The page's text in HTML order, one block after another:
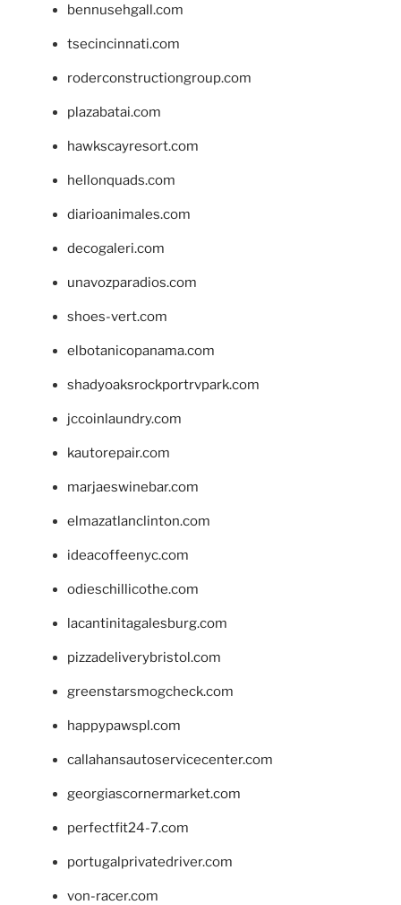
bennusehgall.com
tsecincinnati.com
roderconstructiongroup.com
plazabatai.com
hawkscayresort.com
hellonquads.com
diarioanimales.com
decogaleri.com
unavozparadios.com
shoes-vert.com
elbotanicopanama.com
shadyoaksrockportrvpark.com
jccoinlaundry.com
kautorepair.com
marjaeswinebar.com
elmazatlanclinton.com
ideacoffeenyc.com
odieschillicothe.com
lacantinitagalesburg.com
pizzadeliverybristol.com
greenstarsmogcheck.com
happypawspl.com
callahansautoservicecenter.com
georgiascornermarket.com
perfectfit24-7.com
portugalprivatedriver.com
von-racer.com